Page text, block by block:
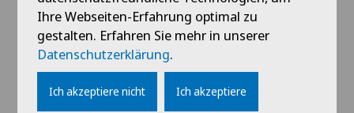
Wissenschaft
müssen Sie der Verwendung von Cookies
zustimmen.
Bitte aktivieren Sie die entsprechende Option in
den Cookie-Einstellungen.
Cookie-Einstellungen
Ihre Webseiten-Erfahrung optimal zu
gestalten. Erfahren Sie mehr in unserer
Datenschutzerklärung.
Ich akzeptiere nicht Ich akzeptiere